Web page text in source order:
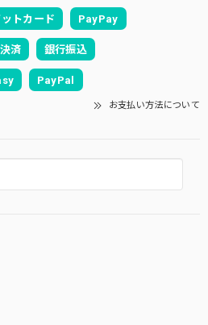
トカード PayPay
済 銀行振込
PayPal
お支払い方法について